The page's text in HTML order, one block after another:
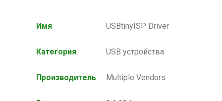
Имя USBtinyISP Driver
Категория USB устройства
Производитель Multiple Vendors